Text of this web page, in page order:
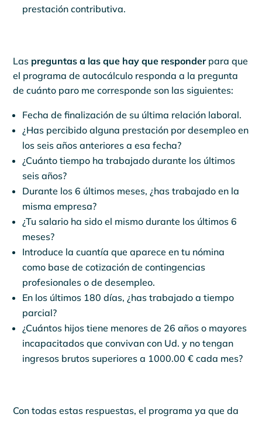
prestación contributiva.
Las preguntas a las que hay que responderpara que
el programa de autocálculo responda a la pregunta
de cuánto paro me corresponde son las siguientes:
Fecha de finalización de su última relación laboral.
¿Has percibido alguna prestación por desempleo en
los seis años anteriores a esa fecha?
¿Cuánto tiempo ha trabajado durante los últimos
seis años?
Durante los 6 últimos meses, ¿has trabajado en la
misma empresa?
¿Tu salario ha sido el mismo durante los últimos 6
meses?
Introduce la cuantía que aparece en tu nómina
como base de cotización de contingencias
profesionales o de desempleo.
En los últimos 180 días, ¿has trabajado a tiempo
parcial?
¿Cuántos hijos tiene menores de 26 años o mayores
incapacitados que convivan con Ud. y no tengan
ingresos brutos superiores a 1000.00 € cada mes?
Con todas estas respuestas, el programa ya que da